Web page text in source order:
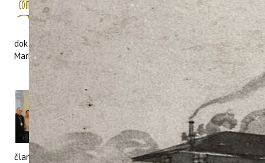
International Olive Oil Competition,
NYIOOC ) u organizaciji online biltena Olive
Oil Times čiji je urednik gosp. Curtis Cord,
dok su sponzori bili i International Culinary Center i Fairway
Market.
Na natjecanju je ukupno pristiglo 653
maslinovih ulja iz 22 zemalja, odnosno 578
sa sjeverne i 75 s južne hemisfere.
Međunarodni panel ocjenjivača
maslinovog ulja brojalo je ukupno 16
članova iz 10 zemalja na čelu s voditeljem panela NYIOOC